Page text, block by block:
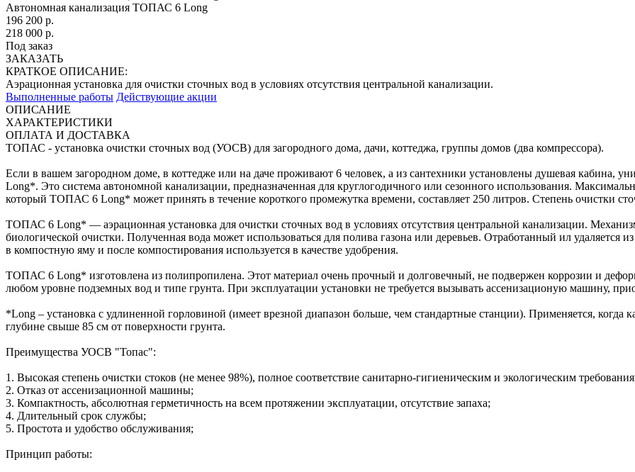
Автономная канализация ТОПАС 6 Long
196 200 р.
218 000 р.
Под заказ
ЗАКАЗАТЬ
КРАТКОЕ ОПИСАНИЕ:
Аэрационная установка для очистки сточных вод в условиях отсутствия центральной канализации.
Выполненные работы Действующие акции
ОПИСАНИЕ
ХАРАКТЕРИСТИКИ
ОПЛАТА И ДОСТАВКА
ТОПАС - установка очистки сточных вод (УОСВ) для загородного дома, дачи, коттеджа, группы домов (два компрессора).
Если в вашем загородном доме, в коттедже или на даче проживают 6 человек, а из сантехники установлены душевая кабина,
Long*. Это система автономной канализации, предназначенная для круглогодичного или сезонного использования.
который ТОПАС 6 Long* может принять в течение короткого промежутка времени, составляет 250 литров. Степень очистки
ТОПАС 6 Long* — аэрационная установка для очистки сточных вод в условиях отсутствия центральной канализации.
биологической очистки. Полученная вода может использоваться для полива газона или деревьев. Отработанный ил удаляется
в компостную яму и после компостирования используется в качестве удобрения.
ТОПАС 6 Long* изготовлена из полипропилена. Этот материал очень прочный и долговечный, не подвержен коррозии и
любом уровне подземных вод и типе грунта. При эксплуатации установки не требуется вызывать ассенизационую машину,
*Long – установка с удлиненной горловиной (имеет врезной диапазон больше, чем стандартные станции). Применяется, когда
глубине свыше 85 см от поверхности грунта.
Преимущества УОСВ "Топас":
1. Высокая степень очистки стоков (не менее 98%), полное соответствие санитарно-гигиеническим и экологическим
2. Отказ от ассенизационной машины;
3. Компактность, абсолютная герметичность на всем протяжении эксплуатации, отсутствие запаха;
4. Длительный срок службы;
5. Простота и удобство обслуживания;
Принцип работы: